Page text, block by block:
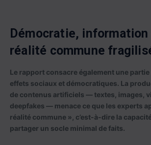
Démocratie,
réalité commune
Le rapport consacre également une
effets sociaux et démocratiques. La
de contenus artificiels — textes, images,
deepfakes — menace ce que les experts
réalité commune », c’est-à-dire la
partager un socle minimal de faits.